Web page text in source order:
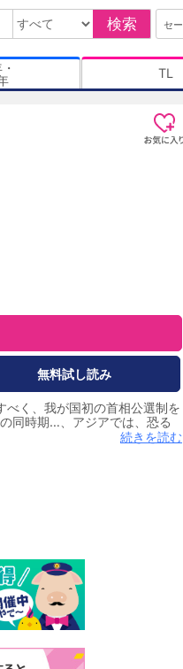
検索 セ
TL
無料試し読み
く、我が国初の首相公選制を
同時期…、アジアでは、恐る
！発足直後から…桜木政権の前
不敵にして痛快なる男のドラ
続きを読む